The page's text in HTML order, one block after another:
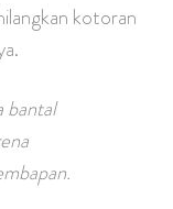
kotoran
bantal